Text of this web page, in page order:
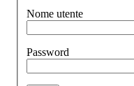
Nome utente
Password